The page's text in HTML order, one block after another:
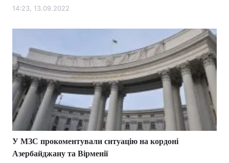
14:23, 13.09.2022
У МЗС прокоментували ситуацію на кордоні
Азербайджану та Вірменії